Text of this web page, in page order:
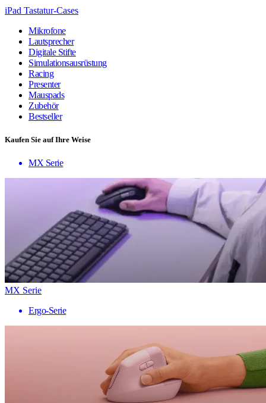
iPad Tastatur-Cases
Mikrofone
Lautsprecher
Digitale Stifte
Simulationsausrüstung
Racing
Presenter
Mauspads
Zubehör
Bestseller
Kaufen Sie auf Ihre Weise
MX Serie
MX Serie
Ergo-Serie